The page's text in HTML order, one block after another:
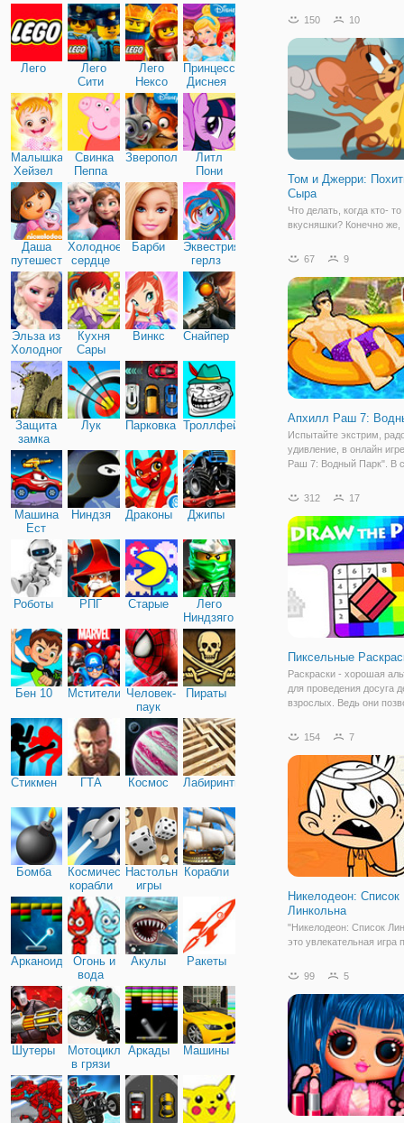
Лего
Лего
Сити
Лего
Нексо
Найтс
Принцессы
Диснея
Малышка
Хейзел
Свинка
Пеппа
Зверополис
Литл
Пони
Дружба
Даша
путешественница
Холодное
сердце
Барби
Эквестрия
герлз
Эльза из
Холодного
сердца
Кухня
Сары
Винкс Снайпер
Защита
замка
Лук Парковка Троллфейс
Машина
Ест
Машину
Ниндзя Драконы Джипы
Роботы РПГ Старые
Лего
Ниндзяго
Бен 10 Мстители Человек-
паук
Пираты
Стикмен ГТА Космос Лабиринты
Бомба
Космические
корабли
Настольные
игры
Корабли
Арканоид
Огонь и
вода
Акулы Ракеты
Шутеры
Мотоциклы
в грязи
Аркады Машины
приключения. На этот
остров, где построен
древней богини Армиты.
гласит, что после
150 10
Том и Джерри:
Сыра
Что делать, когда кто-
вкусняшки? Конечно же,
так и поступил Джерри,
долю секунды мышонок
открыть настоящую
любимое
67 9
Апхилл Раш 7:
Испытайте экстрим,
удивление, в онлайн
Раш 7: Водный Парк". В
препятствий и
водных аттракционах.
игрока
312 17
Пиксельные
Раскраски - хорошая
для проведения досуга
взрослых. Ведь они
удивительный мир и
Раскраски" вы
раскраски
154 7
Никелодеон: Список
Линкольна
"Никелодеон: Список
это увлекательная игра
шумный дом", который
Никелодеон. Для тех,
курсе, немного
мультсериале. Он
99 5